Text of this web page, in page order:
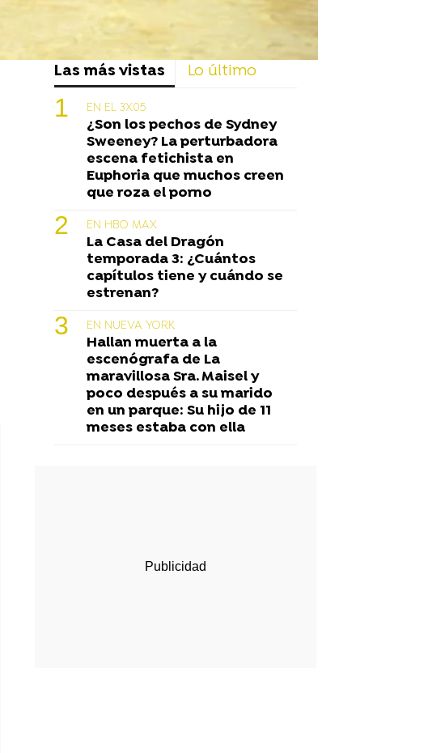
Las más vistas Lo último
EN EL 3X05
¿Son los pechos de Sydney
Sweeney? La perturbadora
escena fetichista en
Euphoria que muchos creen
que roza el porno
EN HBO MAX
La Casa del Dragón
temporada 3: ¿Cuántos
capítulos tiene y cuándo se
estrenan?
EN NUEVA YORK
Hallan muerta a la
escenógrafa de La
maravillosa Sra. Maisel y
poco después a su marido
en un parque: Su hijo de 11
meses estaba con ella